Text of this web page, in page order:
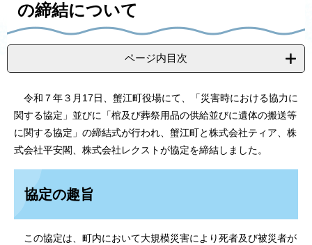
の締結について
ページ内目次
令和７年３月17日、蟹江町役場にて、「災害時における協力に
関する協定」並びに「棺及び葬祭用品の供給並びに遺体の搬送等
に関する協定」の締結式が行われ、蟹江町と株式会社ティア、株
式会社平安閣、株式会社レクストが協定を締結しました。
協定の趣旨
この協定は、町内において大規模災害により死者及び被災者が